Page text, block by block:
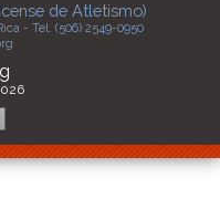
de Atletismo)
- Tel. (506) 2549-0950